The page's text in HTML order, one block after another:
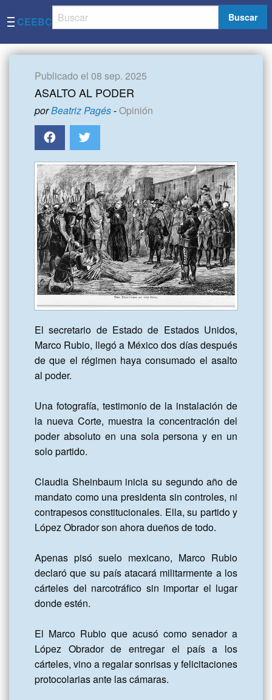
CEEBC Buscar
Publicado el 08 sep. 2025
ASALTO AL PODER
porBeatriz Pagés-Opinión
El secretario de Estado de Estados Unidos,
Marco Rubio, llegó a México dos días después
de que el régimen haya consumado el asalto
al poder.
Una fotografía, testimonio de la instalación de
la nueva Corte, muestra la concentración del
poder absoluto en una sola persona y en un
solo partido.
Claudia Sheinbaum inicia su segundo año de
mandato como una presidenta sin controles, ni
contrapesos constitucionales. Ella, su partido y
López Obrador son ahora dueños de todo.
Apenas pisó suelo mexicano, Marco Rubio
declaró que su país atacará militarmente a los
cárteles del narcotráfico sin importar el lugar
donde estén.
El Marco Rubio que acusó como senador a
López Obrador de entregar el país a los
cárteles, vino a regalar sonrisas y felicitaciones
protocolarias ante las cámaras.